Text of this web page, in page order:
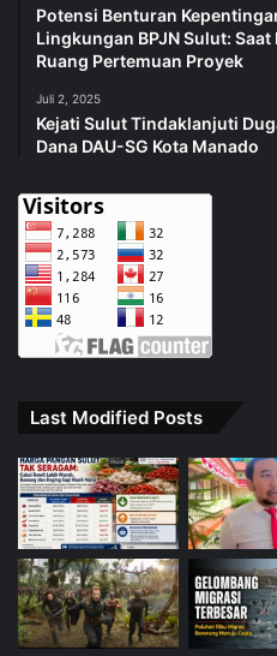
Potensi Benturan
Lingkungan BPJN Sulut:
Ruang Pertemuan Proyek
Juli 2, 2025
Kejati Sulut Tindaklanjuti
Dana DAU-SG Kota Manado
Last Modified Posts